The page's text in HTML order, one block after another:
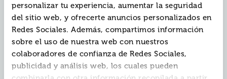
personalizar tu experiencia, aumentar la seguridad
del sitio web, y ofrecerte anuncios personalizados en
Redes Sociales. Además, compartimos información
sobre el uso de nuestra web con nuestros
colaboradores de confianza de Redes Sociales,
publicidad y análisis web, los cuales pueden
24 hours in space
Ref. ZUS-4986335
ISBN: 9781474986335